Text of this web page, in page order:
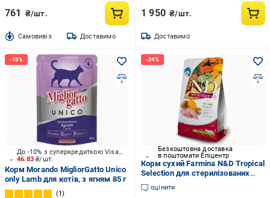
761 ₴/шт.
Cамовивіз Доставимо
1 950 ₴/шт.
Доставимо
46.83₴/шт.
До -10% з суперкредиткою Visa Вигода
Корм Morando MigliorGatto Unico
only Lamb для котів, з ягням 85 г
1
Безкоштовна доставка
в поштомати Епіцентр
Корм сухий Farmina N&D Tropical
Selection для стерилізованих
кішок з куркою і тропічними
фруктами 1,5 кг (31549104)
оцінити